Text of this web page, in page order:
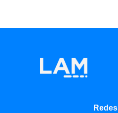
Redes